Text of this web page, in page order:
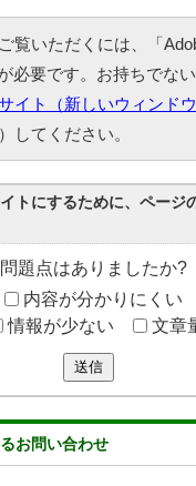
覧いただくには、「
必要です。お持ちでな
イト（新しいウィンド
してください。
トにするために、ページ
題点はありましたか?
内容が分かりにくい
情報が少ない 文章
送信
お問い合わせ